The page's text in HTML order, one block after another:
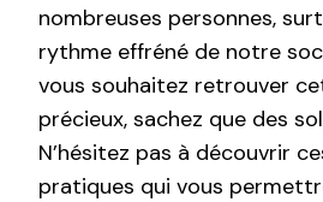
nombreuses personnes,
rythme effréné de notre
vous souhaitez retrouver
précieux, sachez que des
N’hésitez pas à découvrir
pratiques qui vous